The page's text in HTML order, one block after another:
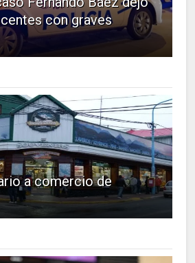
con graves
a comercio de